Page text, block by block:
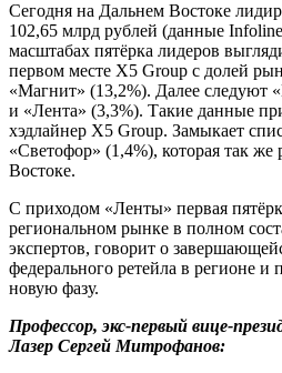
Сегодня на Дальнем Востоке
102,65 млрд рублей (данные
масштабах пятёрка лидеров
первом месте X5 Group с долей
«Магнит» (13,2%). Далее следуют
и «Лента» (3,3%). Такие данные
хэдлайнер X5 Group. Замыкает
«Светофор» (1,4%), которая так же
Востоке.
С приходом «Ленты» первая
региональном рынке в полном
экспертов, говорит о
федерального ретейла в регионе и
новую фазу.
Профессор, экс-первый вице-
Лазер Сергей Митрофанов: